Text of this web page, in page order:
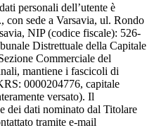
personali dell’utente è
sede a Varsavia, ul. Rondo
NIP (codice fiscale): 526-
Distrettuale della Capitale
Commerciale del
mantiene i fascicoli di
0000204776, capitale
versato). Il
dei dati nominato dal Titolare
tramite e-mail